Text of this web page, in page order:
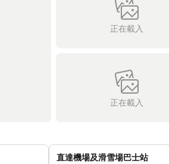
正在載入
正在載入
直達機場及滑雪場巴士站